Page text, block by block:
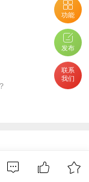
功能
发布
联系
我们
宜家餐桌因要